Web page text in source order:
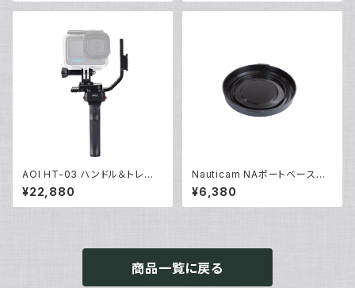
AOI HT-03 ハンドル＆トレー0
3 アクションカム [40460/404
61]
¥22,880
Nauticam NAポートベースリ
アキャップ [20307]
¥6,380
商品一覧に戻る